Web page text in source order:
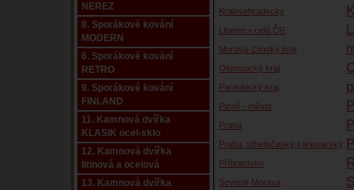
NEREZ
8. Sporákové kování
MODERN
6. Sporákové kování
RETRO
9. Sporákové kování
FINLAND
11. Kamnová dvířka
KLASIK ocel-sklo
12. Kamnová dvířka
litinová a ocelová
13. Kamnová dvířka
Královehradecký
Liberec+ celá ČR
Morava-Zlínský kraj
Olomoucký kraj
Pardubický kraj
Plzeň - město
Praha
Praha ,středočeský,karlovarský
Příbramsko
Severní Morava